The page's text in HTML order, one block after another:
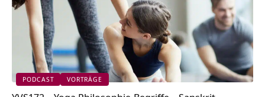
PODCAST VORTRÄGE